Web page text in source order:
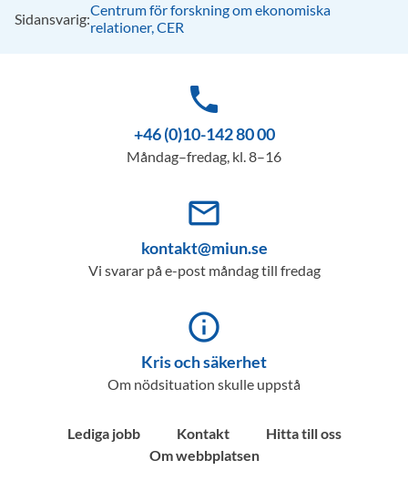
Sidansvarig:Centrum för forskning om ekonomiska
relationer, CER
phone
+46 (0)10-142 80 00
Måndag–fredag, kl. 8–16
mail_outline
kontakt@miun.se
Vi svarar på e-post måndag till fredag
info_outline
Kris och säkerhet
Om nödsituation skulle uppstå
Lediga jobb Kontakt
Hitta till oss
Om webbplatsen